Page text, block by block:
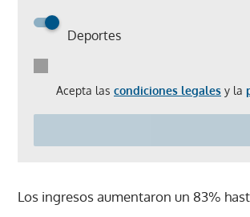
Deportes
Acepta las condiciones legales y la
Los ingresos aumentaron un 83%